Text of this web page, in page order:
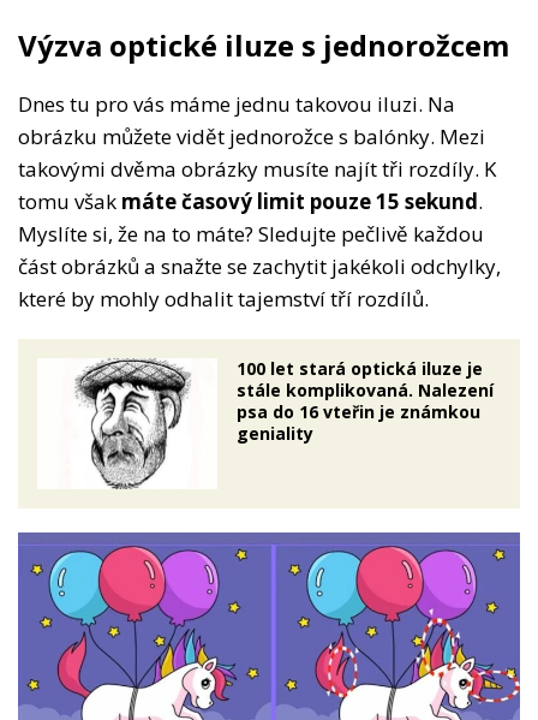
Výzva optické iluze s jednorožcem
Dnes tu pro vás máme jednu takovou iluzi. Na
obrázku můžete vidět jednorožce s balónky. Mezi
takovými dvěma obrázky musíte najít tři rozdíly. K
tomu však máte časový limit pouze 15 sekund.
Myslíte si, že na to máte? Sledujte pečlivě každou
část obrázků a snažte se zachytit jakékoli odchylky,
které by mohly odhalit tajemství tří rozdílů.
100 let stará optická iluze je
stále komplikovaná. Nalezení
psa do 16 vteřin je známkou
geniality